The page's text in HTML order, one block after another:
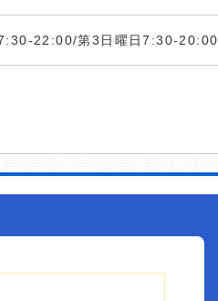
22:00/第3日曜日7:30-20:00